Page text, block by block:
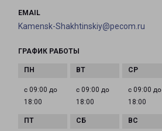
EMAIL
Kamensk-Shakhtinskiy@pecom.ru
ГРАФИК РАБОТЫ
с 09:00 до
18:00
с 09:00 до
18:00
с 09:00 до
18:00